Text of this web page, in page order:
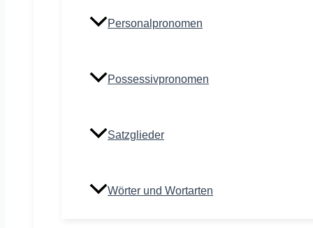
Personalpronomen
Possessivpronomen
Satzglieder
Wörter und Wortarten